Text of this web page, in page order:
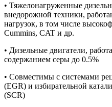
• Тяжелонагруженные
внедорожной техники,
нагрузок, в том числе
Cummins, CAT и др.
• Дизельные двигатели,
содержанием серы до 0.5%
• Совместимы с системами
(EGR) и избирательной
(SCR)